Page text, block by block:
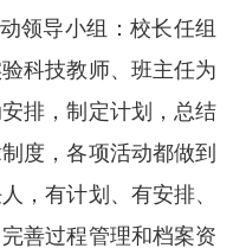
领导小组：校长任组
科技教师、班主任为
排，制定计划，总结
度，各项活动都做到
，有计划、有安排、
善过程管理和档案资